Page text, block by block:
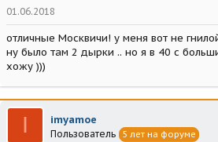
01.06.2018
отличные Москвичи! у меня вот не
ну было там 2 дырки .. но я в 40 с
хожу )))
I imyamoe
Пользователь 5 лет на форуме